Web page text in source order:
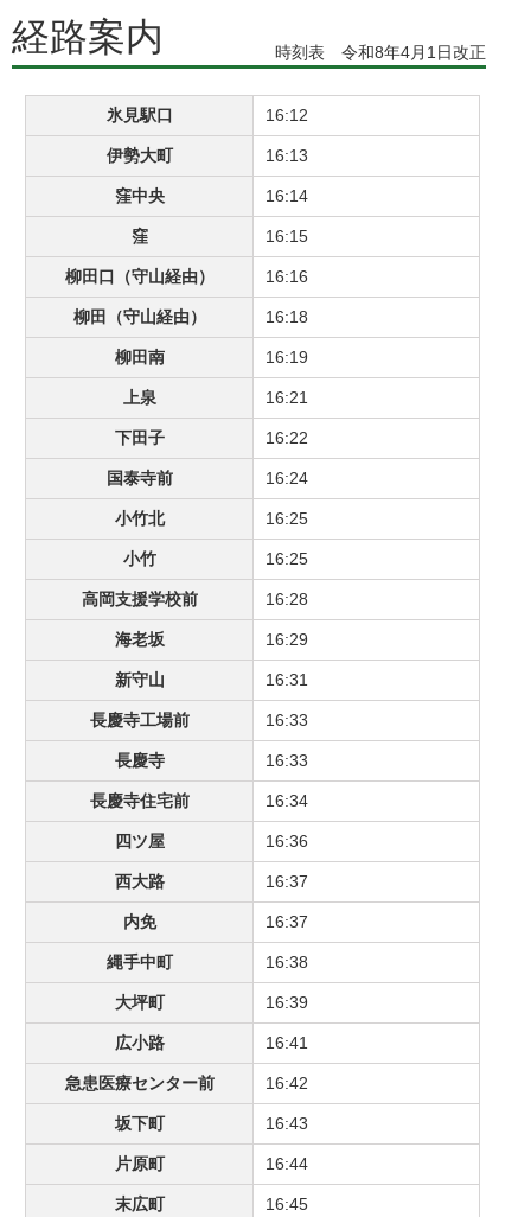
経路案内 時刻表 令和8年4月1日改正
氷見駅口 16:12
伊勢大町 16:13
窪中央 16:14
窪 16:15
柳田口（守山経由） 16:16
柳田（守山経由） 16:18
柳田南 16:19
上泉 16:21
下田子 16:22
国泰寺前 16:24
小竹北 16:25
小竹 16:25
高岡支援学校前 16:28
海老坂 16:29
新守山 16:31
長慶寺工場前 16:33
長慶寺 16:33
長慶寺住宅前 16:34
四ツ屋 16:36
西大路 16:37
内免 16:37
縄手中町 16:38
大坪町 16:39
広小路 16:41
急患医療センター前 16:42
坂下町 16:43
片原町 16:44
末広町 16:45